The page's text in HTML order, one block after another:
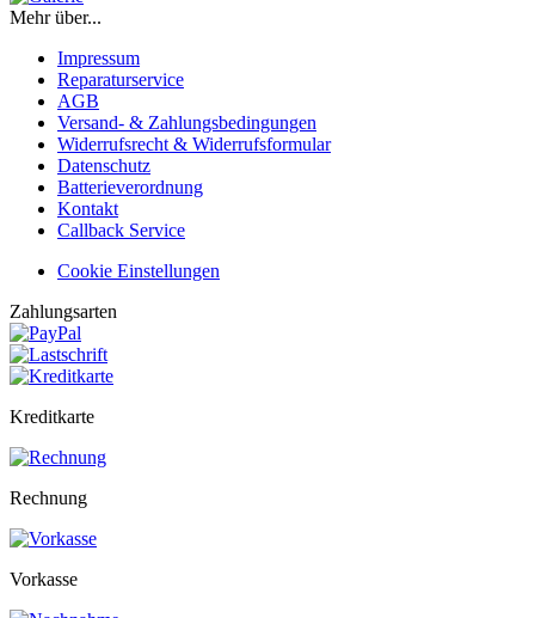
Mehr über...
Impressum
Reparaturservice
AGB
Versand- & Zahlungsbedingungen
Widerrufsrecht & Widerrufsformular
Datenschutz
Batterieverordnung
Kontakt
Callback Service
Cookie Einstellungen
Zahlungsarten
Kreditkarte
Rechnung
Vorkasse